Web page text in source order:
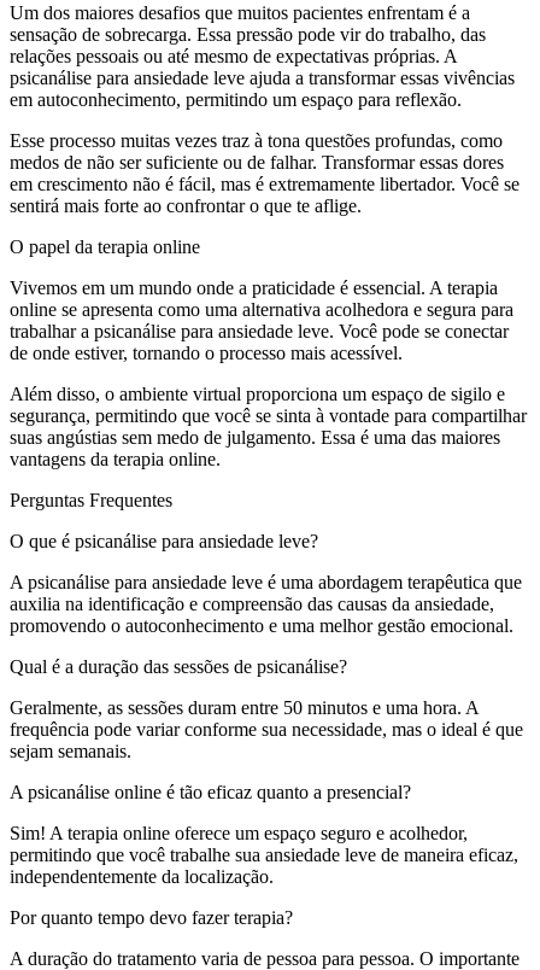
Um dos maiores desafios que muitos pacientes enfrentam é a
sensação de sobrecarga. Essa pressão pode vir do trabalho, das
relações pessoais ou até mesmo de expectativas próprias. A
psicanálise para ansiedade leve ajuda a transformar essas vivências
em autoconhecimento, permitindo um espaço para reflexão.
Esse processo muitas vezes traz à tona questões profundas, como
medos de não ser suficiente ou de falhar. Transformar essas dores
em crescimento não é fácil, mas é extremamente libertador. Você se
sentirá mais forte ao confrontar o que te aflige.
O papel da terapia online
Vivemos em um mundo onde a praticidade é essencial. A terapia
online se apresenta como uma alternativa acolhedora e segura para
trabalhar a psicanálise para ansiedade leve. Você pode se conectar
de onde estiver, tornando o processo mais acessível.
Além disso, o ambiente virtual proporciona um espaço de sigilo e
segurança, permitindo que você se sinta à vontade para compartilhar
suas angústias sem medo de julgamento. Essa é uma das maiores
vantagens da terapia online.
Perguntas Frequentes
O que é psicanálise para ansiedade leve?
A psicanálise para ansiedade leve é uma abordagem terapêutica que
auxilia na identificação e compreensão das causas da ansiedade,
promovendo o autoconhecimento e uma melhor gestão emocional.
Qual é a duração das sessões de psicanálise?
Geralmente, as sessões duram entre 50 minutos e uma hora. A
frequência pode variar conforme sua necessidade, mas o ideal é que
sejam semanais.
A psicanálise online é tão eficaz quanto a presencial?
Sim! A terapia online oferece um espaço seguro e acolhedor,
permitindo que você trabalhe sua ansiedade leve de maneira eficaz,
independentemente da localização.
Por quanto tempo devo fazer terapia?
A duração do tratamento varia de pessoa para pessoa. O importante